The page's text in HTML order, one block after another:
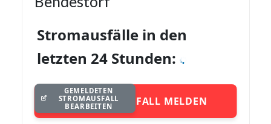
Stromausfälle in den
letzten 24 Stunden:
STROMAUSFALL MELDEN
GEMELDETEN
STROMAUSFALL
BEARBEITEN